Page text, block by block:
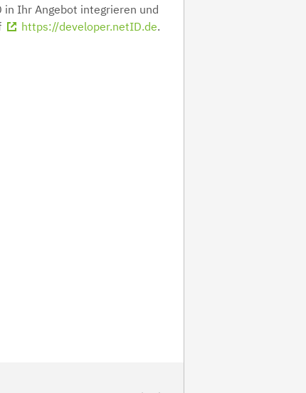
Ihr Angebot integrieren und
https://developer.netID.de.